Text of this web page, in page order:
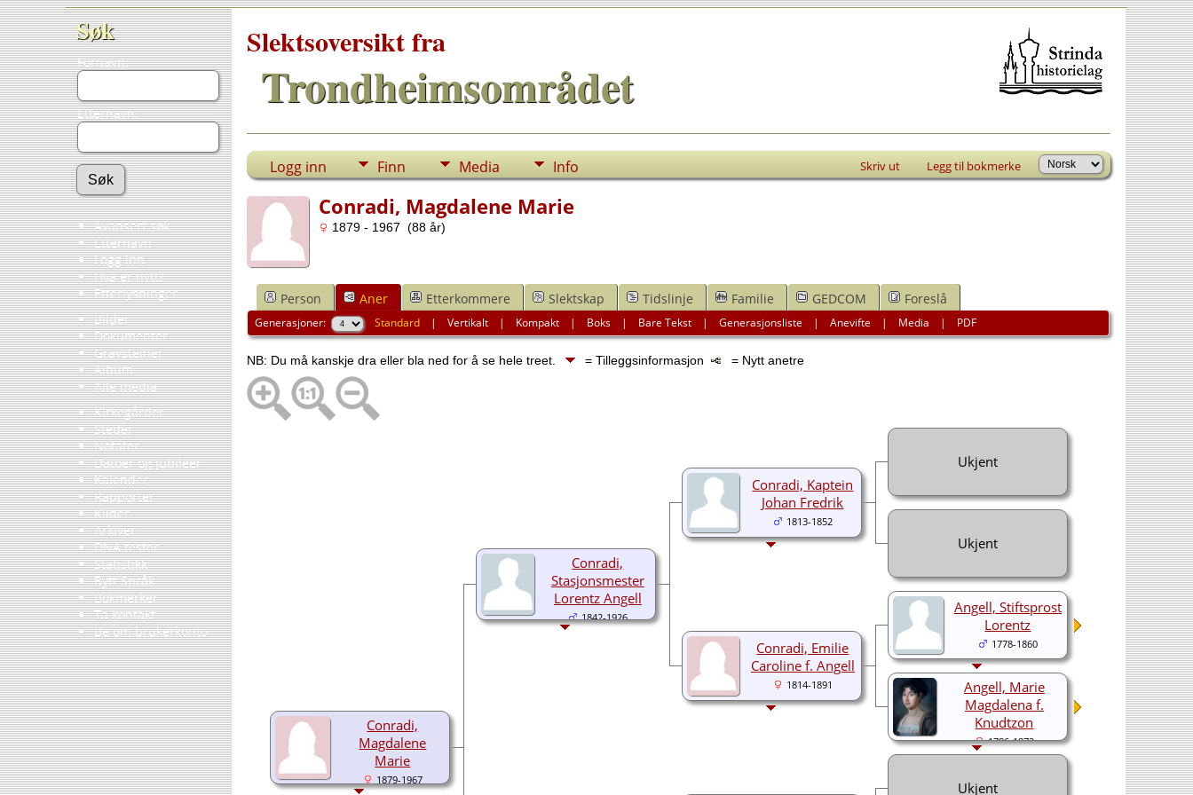
Søk
Fornavn:
Etternavn:
Avansert søk
Etternavn
Logg inn
Hva er nytt?
Etterlysninger
Bilder
Dokumenter
Gravsteiner
Album
Alle media
Kirkegårder
Steder
Notater
Datoer og jubileer
Kalender
Rapporter
Kilder
Arkiver
DNA tester
Statistikk
Bytt Språk
Bokmerker
Ta kontakt
Be om brukerkonto
Slektsoversikt fra
Trondheimsområdet
Logg inn Finn Media Info Skriv ut Legg til bokmerke
Conradi, Magdalene Marie
1879 - 1967 (88 år)
Person Aner Etterkommere Slektskap Tidslinje Familie GEDCOM Foreslå
Generasjoner: Standard |Vertikalt | Kompakt | Boks | Bare Tekst |Generasjonsliste |Anevifte | Media | PDF
NB: Du må kanskje dra eller bla ned for å se hele treet. = Tilleggsinformasjon = Nytt anetre
Conradi,
Magdalene
Marie
1879-1967
Conradi,
Stasjonsmester
Lorentz Angell
1842-1926
Conradi, Kaptein
Johan Fredrik
1813-1852
Ukjent
Ukjent
Conradi, Emilie
Caroline f. Angell
1814-1891
Angell, Stiftsprost
Lorentz
1778-1860
Angell, Marie
Magdalena f.
Knudtzon
1786-1872
Ukjent